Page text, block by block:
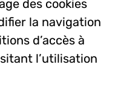
des cookies
la navigation
d’accès à
l’utilisation